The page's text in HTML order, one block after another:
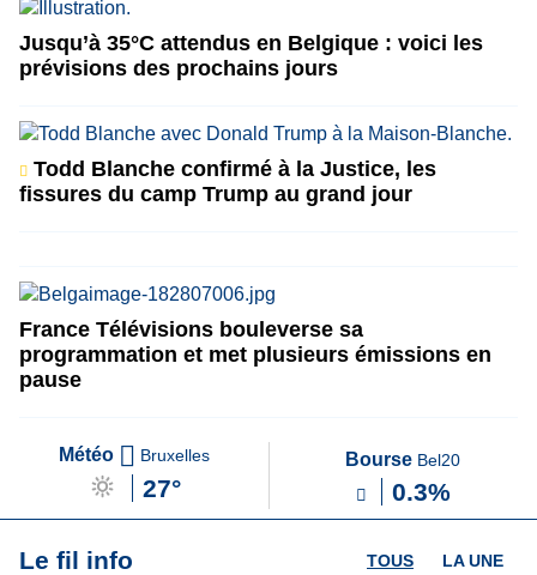
Jusqu’à 35°C attendus en Belgique : voici les
prévisions des prochains jours
Todd Blanche confirmé à la Justice, les
fissures du camp Trump au grand jour
France Télévisions bouleverse sa
programmation et met plusieurs émissions en
pause
Météo Bruxelles
27°
Bourse Bel20
0.3%
Le fil info LA UNE
TOUS